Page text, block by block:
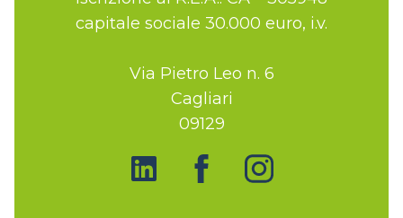
capitale sociale 30.000 euro, i.v.
Via Pietro Leo n. 6
Cagliari
09129